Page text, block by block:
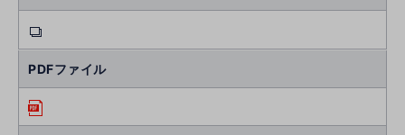
PDFファイル